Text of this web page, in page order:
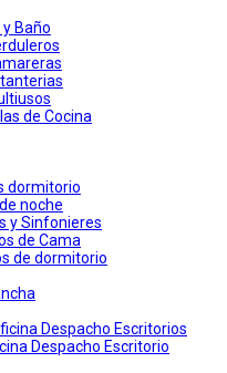
Baño
de Cocina
dormitorio
noche
y Sinfonieres
de Cama
de dormitorio
Despacho Escritorios
Despacho Escritorio